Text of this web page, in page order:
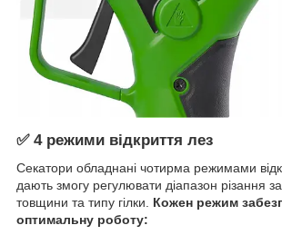
✅ 4 режими відкриття лез
Секатори обладнані чотирма режимами
дають змогу регулювати діапазон різання
товщини та типу гілки. Кожен режим
оптимальну роботу: